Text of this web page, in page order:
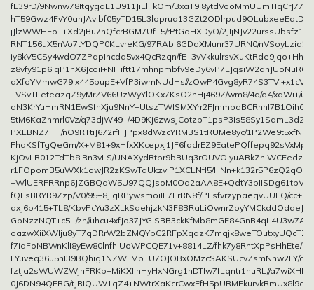
fE39rD/9Nwnw78ItqygqE1U911JiElFkOm/
jJlzWWHEoT+Xd2jBu7nQfcrBGM7UfT5/rPtGdHXDyO/
RNT156uX5nVo7tYDQP0KLvreKG/97RAbl6GDdXMunr37URN0/
iy8kV5CSy4wdO7ZPdpIncdq5vx4QcRzqn/
qXfoYMmwG79lx445bupE+VfP3iwmNUdHs//
TVSvTLeteazqZ9yMrZV66UzWyYlOKx7KsO2nHj469Z/wm8/4a/o4/xdWi+/
5tM6KaZnmrl0Vz/q73djW49+/
PXLBNZ7FlF/nO9RTtiJ672rfHJPpx8dWzcYRMBS1tRUMe8yc/
FhaKSfTgQeGm/
KjOvLR012TdTb8iRn3vLS/
r1FOpomB5uWXk1owJR2zKSwTqUkzviP1XCLNfl5/
fQEsBRYR9Zzp/V0/95+8JlgRPywsmoiIF7FrRN8f/PLsfvrzypaeqvUULQ/
qxJ6b415+TL8/
GbNzzNQT+c5L/zh//
f7idFoNBWnKlI8yEw80lnfhIUoWPCQE71v+8814LZ/fhk7y8RhtXpPsHhEte/
LYuveq36u5hI39BQhig1NZWIiMpTU7OJOBxOMzcSAKSUcvZsmNhw2LY/
fztja2sWUWZWJhFRKb+MiKXIInHyHxNGrg1hDTlw7fLqntr1nuRL//
0J6DN94QERG/